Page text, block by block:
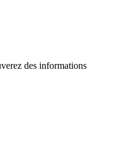
des informations